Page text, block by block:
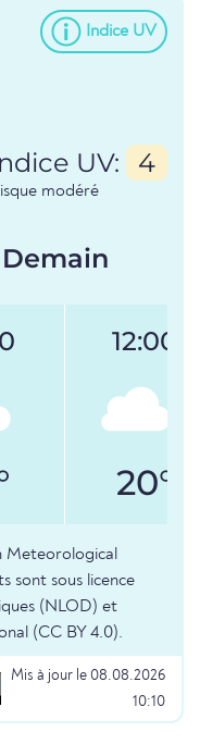
Indice UV
UV: 4
modéré
Demain
12:00
20°
Meteorological
sont sous licence
(NLOD) et
(CC BY 4.0).
Mis à jour le 08.08.2026
10:10